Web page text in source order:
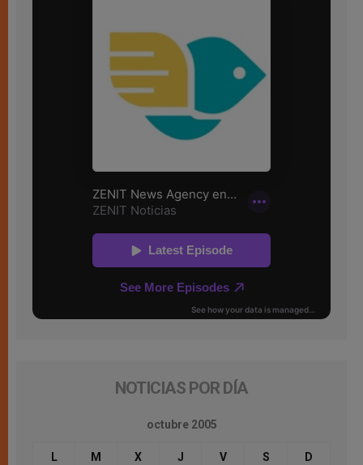
NOTICIAS POR DÍA
octubre 2005
L M X J V S D